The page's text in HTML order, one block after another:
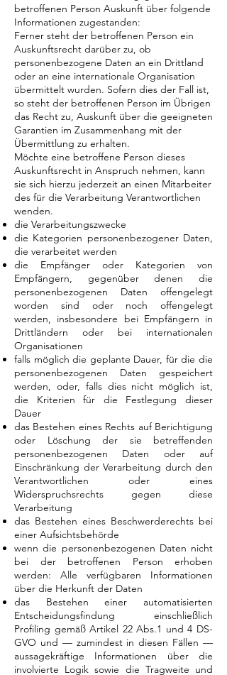
betroffenen Person Auskunft über folgende
Informationen zugestanden:
Ferner steht der betroffenen Person ein
Auskunftsrecht darüber zu, ob
personenbezogene Daten an ein Drittland
oder an eine internationale Organisation
übermittelt wurden. Sofern dies der Fall ist,
so steht der betroffenen Person im Übrigen
das Recht zu, Auskunft über die geeigneten
Garantien im Zusammenhang mit der
Übermittlung zu erhalten.
Möchte eine betroffene Person dieses
Auskunftsrecht in Anspruch nehmen, kann
sie sich hierzu jederzeit an einen Mitarbeiter
des für die Verarbeitung Verantwortlichen
wenden.
die Verarbeitungszwecke
die Kategorien personenbezogener Daten,
die verarbeitet werden
die Empfänger oder Kategorien von
Empfängern, gegenüber denen die
personenbezogenen Daten offengelegt
worden sind oder noch offengelegt
werden, insbesondere bei Empfängern in
Drittländern oder bei internationalen
Organisationen
falls möglich die geplante Dauer, für die die
personenbezogenen Daten gespeichert
werden, oder, falls dies nicht möglich ist,
die Kriterien für die Festlegung dieser
Dauer
das Bestehen eines Rechts auf Berichtigung
oder Löschung der sie betreffenden
personenbezogenen Daten oder auf
Einschränkung der Verarbeitung durch den
Verantwortlichen oder eines
Widerspruchsrechts gegen diese
Verarbeitung
das Bestehen eines Beschwerderechts bei
einer Aufsichtsbehörde
wenn die personenbezogenen Daten nicht
bei der betroffenen Person erhoben
werden: Alle verfügbaren Informationen
über die Herkunft der Daten
das Bestehen einer automatisierten
Entscheidungsfindung einschließlich
Profiling gemäß Artikel 22 Abs.1 und 4 DS-
GVO und — zumindest in diesen Fällen —
aussagekräftige Informationen über die
involvierte Logik sowie die Tragweite und